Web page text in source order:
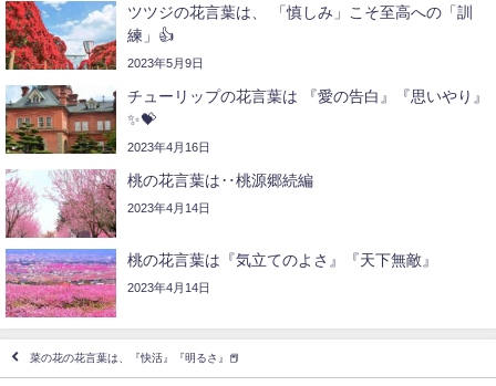
ツツジの花言葉は、 「慎しみ」こそ至高への「訓
練」👍
2023年5月9日
チューリップの花言葉は 『愛の告白』『思いやり』
✨💝
2023年4月16日
桃の花言葉は‥桃源郷続編
2023年4月14日
桃の花言葉は『気立てのよさ』『天下無敵』
2023年4月14日
菜の花の花言葉は、『快活』『明るさ』📕